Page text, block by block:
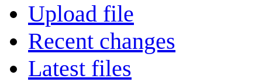
Upload file
Recent changes
Latest files